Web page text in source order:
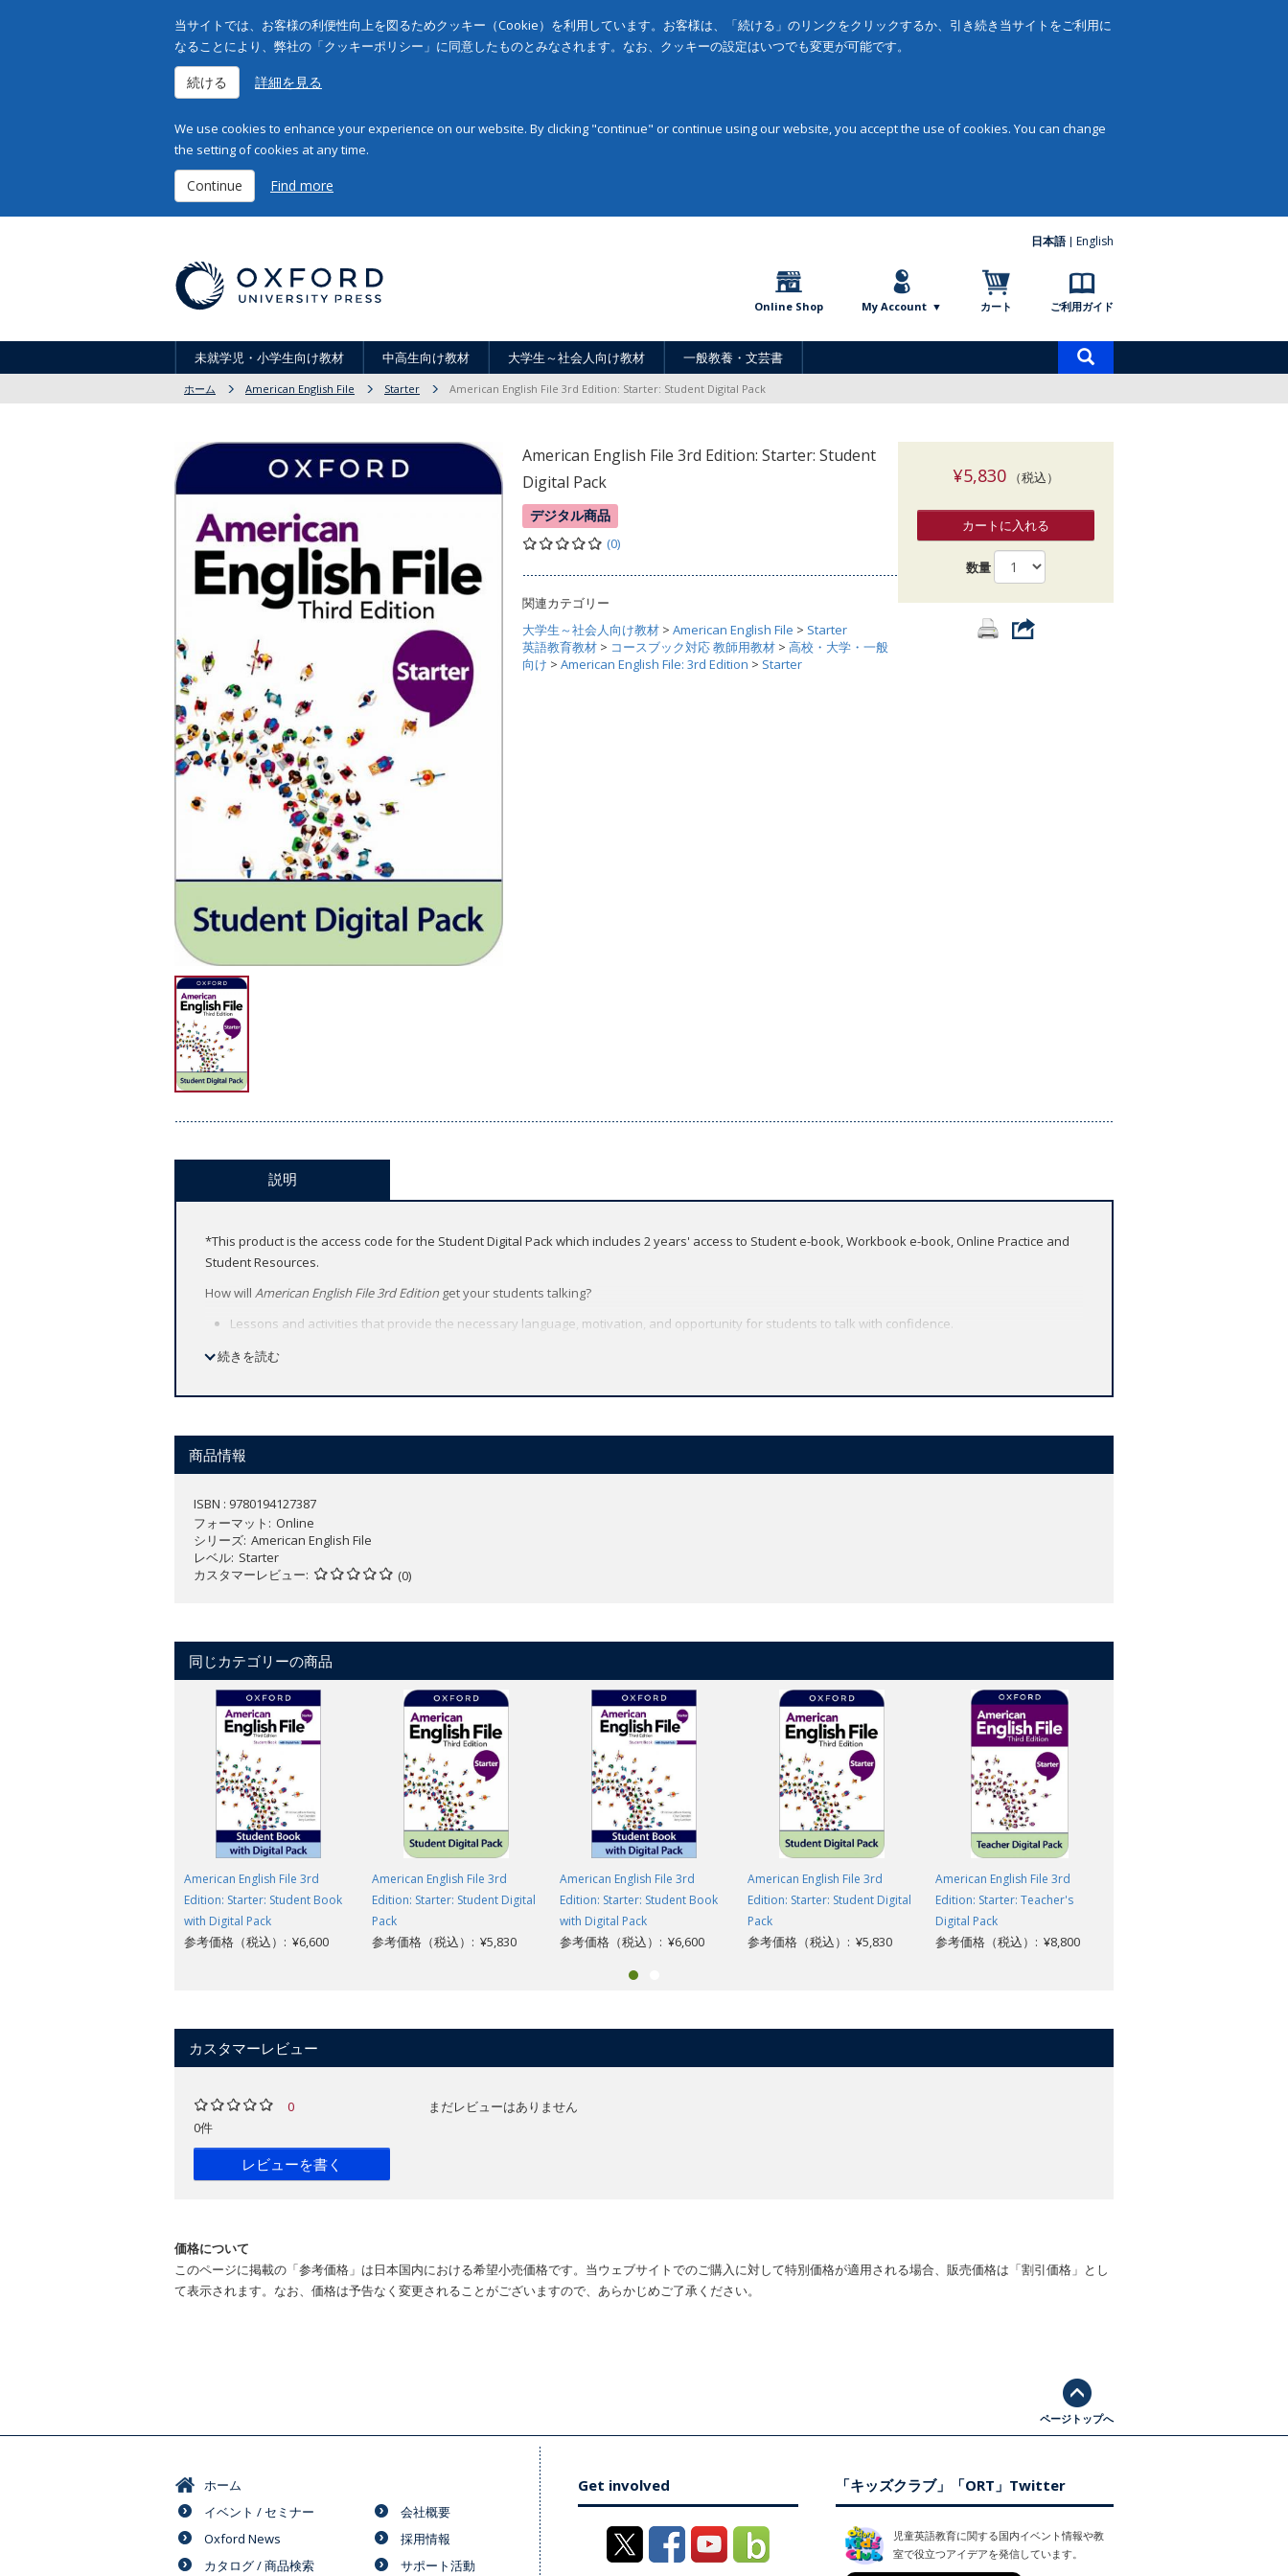
当サイトでは、お客様の利便性向上を図るためクッキー（Cookie）を利用しています。お客様は、「続ける」のリンクをクリックするか、引き続き当サイトをご利用に
なることにより、弊社の「クッキーポリシー」に同意したものとみなされます。なお、クッキーの設定はいつでも変更が可能です。
続ける 詳細を見る
We use cookies to enhance your experience on our website. By clicking "continue" or continue using our website, you accept the use of cookies. You can change
the setting of cookies at any time.
Continue Find more
日本語 English
Online Shop My Account カート ご利用ガイド
未就学児・小学生向け教材 中高生向け教材 大学生～社会人向け教材 一般教養・文芸書
索
ホーム American English File Starter American English File 3rd Edition: Starter: Student Digital Pack
American English File 3rd Edition: Starter: Student
Digital Pack
デジタル商品
(0)
関連カテゴリー
大学生～社会人向け教材 > American English File > Starter
英語教育教材 > コースブック対応 教師用教材 > 高校・大学・一般
向け > American English File: 3rd Edition > Starter
¥5,830（税込）
カートに入れる
数量
説明
*This product is the access code for the Student Digital Pack which includes 2 years' access to Student e-book, Workbook e-book, Online Practice and
Student Resources.
How will American English File 3rd Edition get your students talking?
Lessons and activities that provide the necessary language, motivation, and opportunity for students to talk with confidence.
Teachers and students have access to all their American English File resources - video, audio, worksheets and much more - in one easy-to-manage
続きを読む
商品情報
ISBN : 9780194127387
フォーマット
Online
シリーズ American English File
レベル Starter
カスタマーレビュー
(0)
同じカテゴリーの商品
American English File 3rd
Edition: Starter: Student Book
with Digital Pack
参考価格（税込）: ¥6,600
American English File 3rd
Edition: Starter: Student Digital
Pack
参考価格（税込）: ¥5,830
American English File 3rd
Edition: Starter: Student Book
with Digital Pack
参考価格（税込）: ¥6,600
American English File 3rd
Edition: Starter: Student Digital
Pack
参考価格（税込）: ¥5,830
American English File 3rd
Edition: Starter: Teacher's
Digital Pack
参考価格（税込）: ¥8,800
カスタマーレビュー
0
0件
レビューを書く
まだレビューはありません
価格について
このページに掲載の「参考価格」は日本国内における希望小売価格です。当ウェブサイトでのご購入に対して特別価格が適用される場合、販売価格は「割引価格」とし
て表示されます。なお、価格は予告なく変更されることがございますので、あらかじめご了承ください。
ページトップへ
ホーム
イベント / セミナー
Oxford News
カタログ / 商品検索
会社概要
採用情報
サポート活動
Get involved 「キッズクラブ」「ORT」Twitter
児童英語教育に関する国内イベント情報や教
室で役立つアイデアを発信しています。